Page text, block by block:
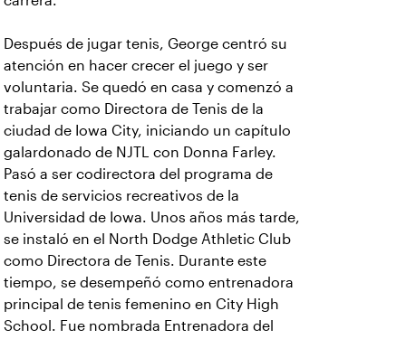
Después de jugar tenis, George centró su
atención en hacer crecer el juego y ser
voluntaria. Se quedó en casa y comenzó a
trabajar como Directora de Tenis de la
ciudad de Iowa City, iniciando un capítulo
galardonado de NJTL con Donna Farley.
Pasó a ser codirectora del programa de
tenis de servicios recreativos de la
Universidad de Iowa. Unos años más tarde,
se instaló en el North Dodge Athletic Club
como Directora de Tenis. Durante este
tiempo, se desempeñó como entrenadora
principal de tenis femenino en City High
School. Fue nombrada Entrenadora del